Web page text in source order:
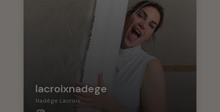
lacroixnadege
Nadège Lacroix